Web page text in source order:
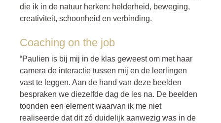
die ik in de natuur herken: helderheid, beweging,
creativiteit, schoonheid en verbinding.
Coaching on the job
“Paulien is bij mij in de klas geweest om met haar
camera de interactie tussen mij en de leerlingen
vast te leggen. Aan de hand van deze beelden
bespraken we diezelfde dag de les na. De beelden
toonden een element waarvan ik me niet
realiseerde dat dit zó duidelijk aanwezig was in de